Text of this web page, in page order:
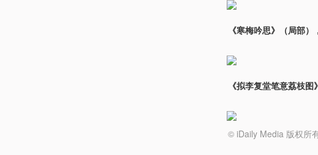
《寒梅吟思》（局部）
《拟李复堂笔意荔枝
© iDaily Media 版权所